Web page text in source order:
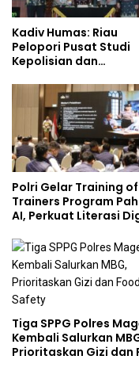
Kadiv Humas: Riau
Pelopori Pusat Studi
Kepolisian dan
Policing Masuki
Polri Gelar Training of
Trainers Program
AI, Perkuat Literasi
Tiga SPPG Polres
Kembali Salurkan
Prioritaskan Gizi dan